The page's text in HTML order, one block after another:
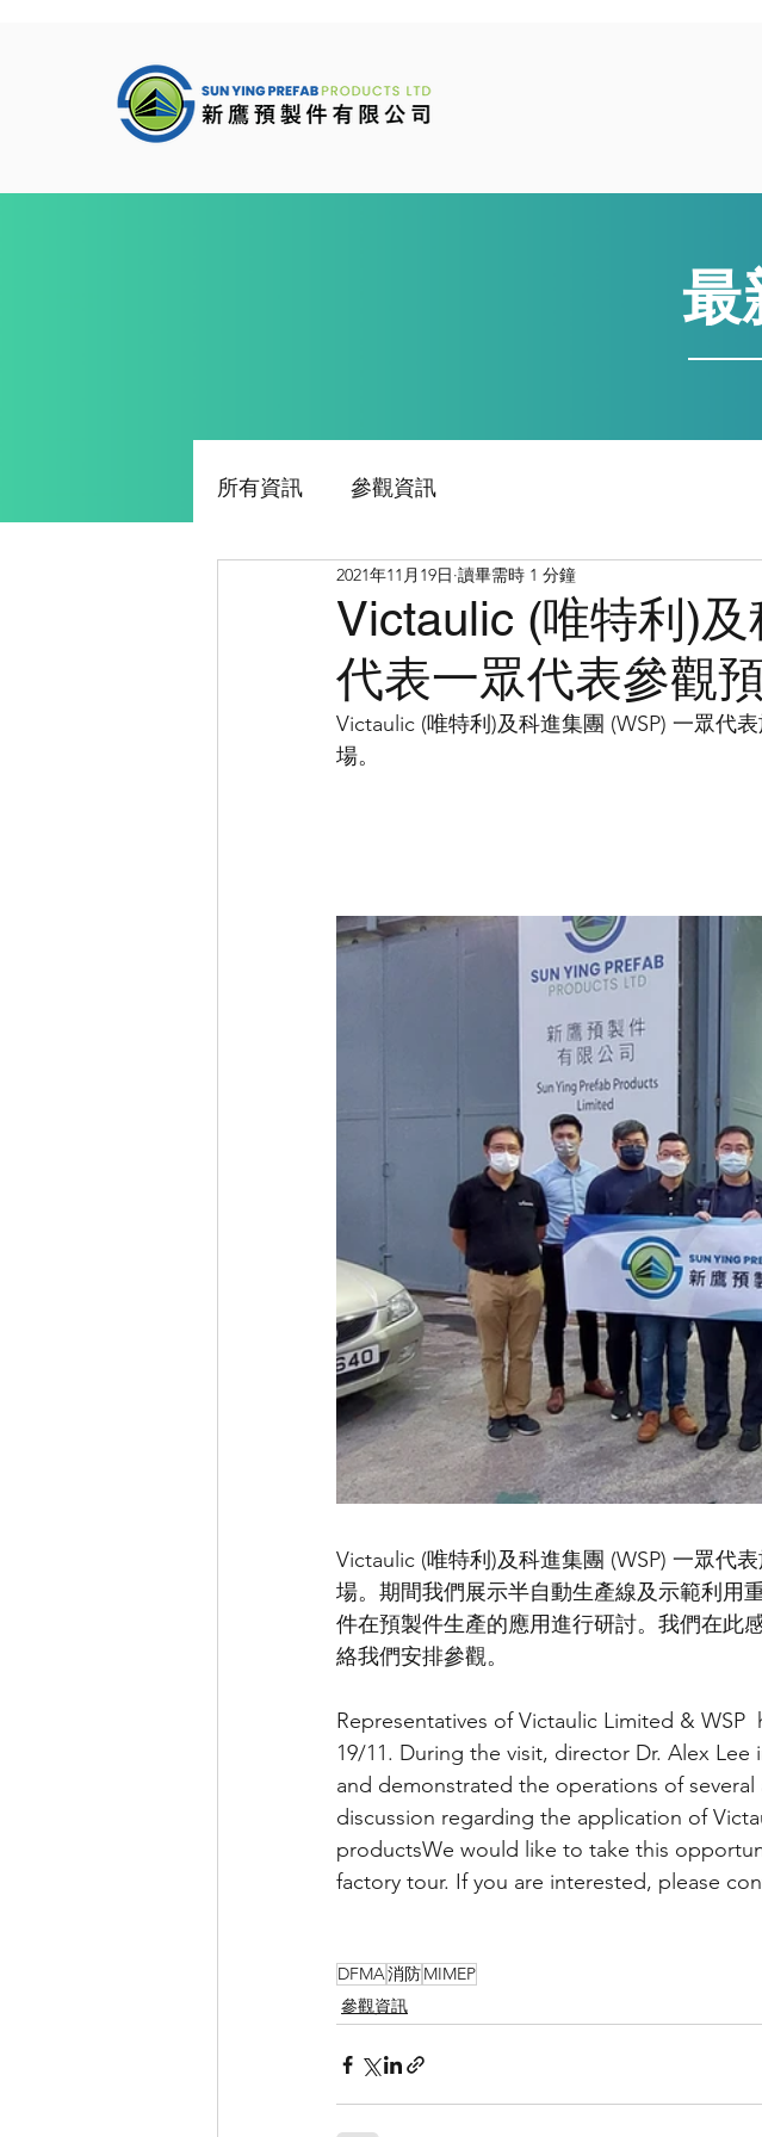
最
所有資訊 參觀資訊
Victaulic (唯特利)
代表一眾代表參觀
2021年11月19日 讀畢需時 1 分鐘
Victaulic (唯特利)及科進集團 (WSP) 一眾代
場。
Victaulic (唯特利)及科進集團 (WSP) 一眾代
場。期間我們展示半自動生產線及示範利用
件在預製件生產的應用進行研討。我們在此
絡我們安排參觀。
Representatives of Victaulic Limited & WSP
19/11. During the visit, director Dr. Alex
and demonstrated the operations of several
discussion regarding the application of
productsWe would like to take this
factory tour. If you are interested, please
DFMA消防MIMEP
參觀資訊